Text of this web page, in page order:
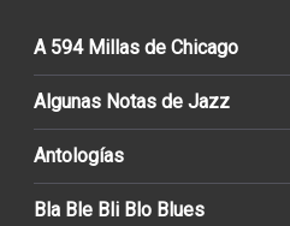
A 594 Millas de Chicago
Algunas Notas de Jazz
Antologías
Bla Ble Bli Blo Blues